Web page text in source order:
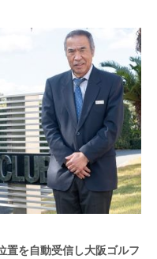
置を自動受信し大阪ゴルフ